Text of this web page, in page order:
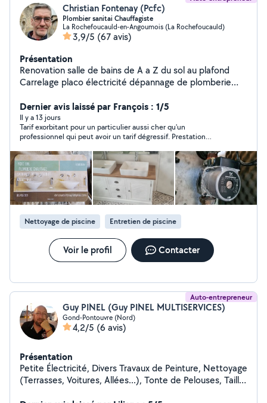
Christian Fontenay (Pcfc)
Plombier sanitai Chauffagiste
La Rochefoucauld-en-Angoumois (La Rochefoucauld)
3,9/5 (67 avis)
Présentation
Renovation salle de bains de A a Z du sol au plafond
Carrelage placo électricité dépannage de plomberie
remplacement devis plomberie sanitaire Chauffage
zinguerie
Dernier avis laissé par François : 1/5
Il y a 13 jours
Tarif exorbitant pour un particulier aussi cher qu'un
professionnel qui peut avoir un tarif dégressif. Prestation
déplacement à moins de 5 km.
Nettoyage de piscine Entretien de piscine
Voir le profil Contacter
Auto-entrepreneur
Guy PINEL (Guy PINEL MULTISERVICES)
Gond-Pontouvre (Nord)
4,2/5 (6 avis)
Présentation
Petite Électricité, Divers Travaux de Peinture, Nettoyage
(Terrasses, Voitures, Allées...), Tonte de Pelouses, Taille